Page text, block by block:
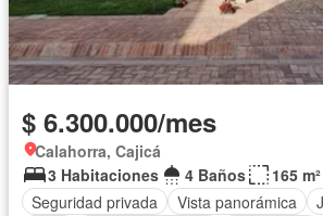
$ 6.300.000/mes
Calahorra, Cajicá
3 Habitaciones
4 Baños
165 m²
Seguridad privada
Vista panorámica